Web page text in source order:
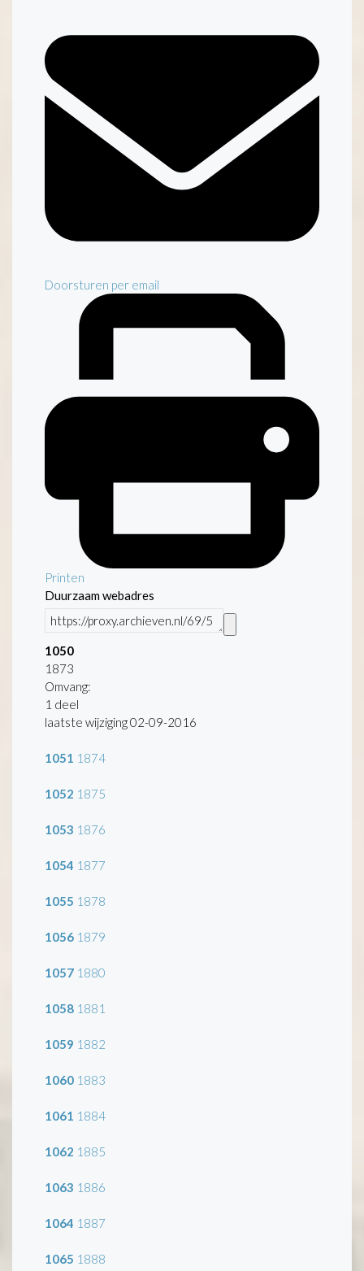
Doorsturen per email
Printen
Duurzaam webadres
1050
1873
Omvang:
1 deel
laatste wijziging 02-09-2016
1051 1874
1052 1875
1053 1876
1054 1877
1055 1878
1056 1879
1057 1880
1058 1881
1059 1882
1060 1883
1061 1884
1062 1885
1063 1886
1064 1887
1065 1888